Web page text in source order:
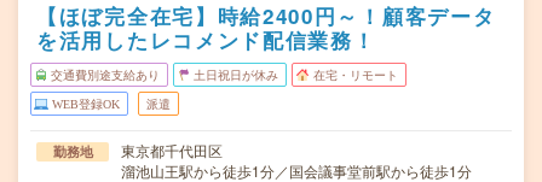
【ほぼ完全在宅】時給2400円～！顧客データ
を活用したレコメンド配信業務！
交通費別途支給あり 土日祝日が休み 在宅・リモート
WEB登録OK 派遣
勤務地
東京都千代田区
溜池山王駅から徒歩1分／国会議事堂前駅から徒歩1分